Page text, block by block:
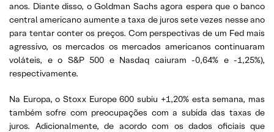
anos. Diante disso, o Goldman Sachs agora espera que o banco
central americano aumente a taxa de juros sete vezes nesse ano
para tentar conter os preços. Com perspectivas de um Fed mais
agressivo, os mercados os mercados americanos continuaram
voláteis, e o S&P 500 e Nasdaq caiuram -0,64% e -1,25%),
respectivamente.
Na Europa, o Stoxx Europe 600 subiu +1,20% esta semana, mas
também sofre com preocupações com a subida das taxas de
juros. Adicionalmente, de acordo com os dados oficiais que